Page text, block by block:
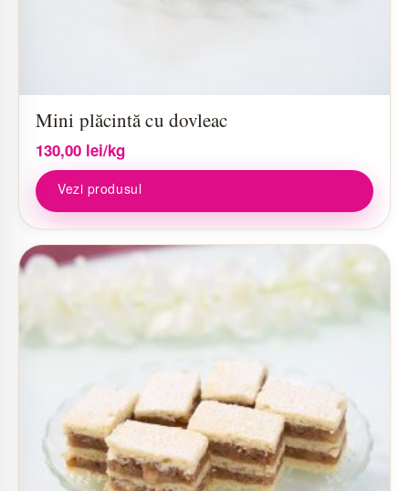
Mini plăcintă cu dovleac
130,00 lei/kg
Vezi produsul